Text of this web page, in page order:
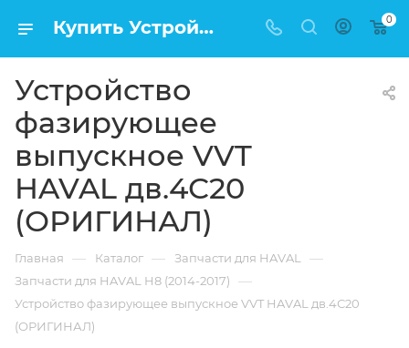
Купить Устройство фазирующее выпускное VVT HAVAL дв.4С20 (ОРИГИНАЛ) в Москве по низкой цене 0
Устройство
фазирующее
выпускное VVT
HAVAL дв.4С20
(ОРИГИНАЛ)
Главная — Каталог — Запчасти для HAVAL —
Запчасти для HAVAL H8 (2014-2017) —
Устройство фазирующее выпускное VVT HAVAL дв.4С20
(ОРИГИНАЛ)